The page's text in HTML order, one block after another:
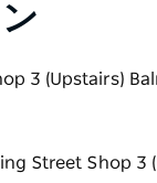
3 (Upstairs)